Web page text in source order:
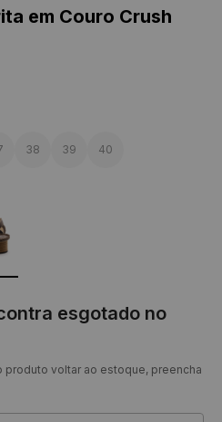
em Couro Crush
38 39
40
esgotado no
produto voltar ao estoque, preencha